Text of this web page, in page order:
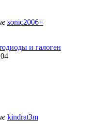
sonic2006+
и галоген
kindrat3m